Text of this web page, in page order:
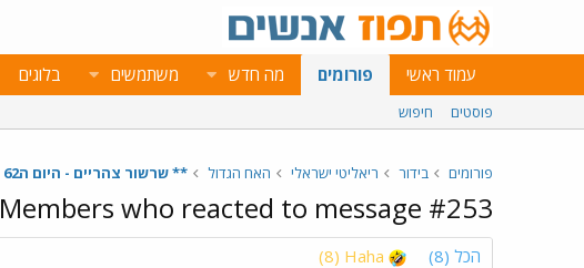
עמוד ראשי פורומים מה חדש משתמשים בלוגים
פוסטים חיפוש
פורומים בידור ריאליטי ישראלי האח הגדול ** שרשור צהריים - היום ה62 בבית - עדכונים **
Members who reacted to message #253
הכל (8)
Haha
(8)